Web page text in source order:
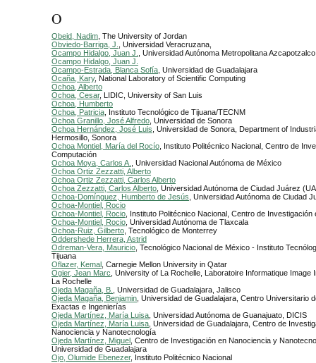
O
Obeid, Nadim, The University of Jordan
Obviedo-Barriga, J., Universidad Veracruzana,
Ocampo Hidalgo, Juan J., Universidad Autónoma Metropolitana Azcapotzalco
Ocampo Hidalgo, Juan J.
Ocampo-Estrada, Blanca Sofía, Universidad de Guadalajara
Ocaña, Kary, National Laboratory of Scientific Computing
Ochoa, Alberto
Ochoa, Cesar, LIDIC, University of San Luis
Ochoa, Humberto
Ochoa, Patricia, Instituto Tecnológico de Tijuana/TECNM
Ochoa Granillo, José Alfredo, Universidad de Sonora
Ochoa Hernández, José Luis, Universidad de Sonora, Department of
Hermosillo, Sonora
Ochoa Montiel, María del Rocío, Instituto Politécnico Nacional, Centro de
Computación
Ochoa Moya, Carlos A., Universidad Nacional Autónoma de México
Ochoa Ortiz Zezzatti, Alberto
Ochoa Ortiz Zezzatti, Carlos Alberto
Ochoa Zezzatti, Carlos Alberto, Universidad Autónoma de Ciudad Juárez
Ochoa-Domínguez, Humberto de Jesús, Universidad Autónoma de Ciudad
Ochoa-Montiel, Rocio
Ochoa-Montiel, Rocio, Instituto Politécnico Nacional, Centro de Investigación
Ochoa-Montiel, Rocio, Universidad Autónoma de Tlaxcala
Ochoa-Ruiz, Gilberto, Tecnológico de Monterrey
Oddershede Herrera, Astrid
Odreman-Vera, Mauricio, Tecnológico Nacional de México - Instituto
Tijuana
Oflazer, Kemal , Carnegie Mellon University in Qatar
Ogier, Jean Marc, University of La Rochelle, Laboratoire Informatique Image
La Rochelle
Ojeda Magaña, B., Universidad de Guadalajara, Jalisco
Ojeda Magaña, Benjamin, Universidad de Guadalajara, Centro Universitario
Exactas e Ingenierías
Ojeda Martínez, María Luisa, Universidad Autónoma de Guanajuato, DICIS
Ojeda Martínez, María Luisa, Universidad de Guadalajara, Centro de
Nanociencia y Nanotecnología
Ojeda Martínez, Miguel , Centro de Investigación en Nanociencia y
Universidad de Guadalajara
Ojo, Olumide Ebenezer, Instituto Politécnico Nacional